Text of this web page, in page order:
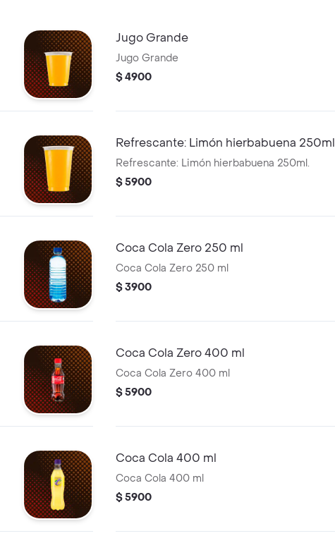
Jugo Grande
Jugo Grande
$ 4900
Refrescante: Limón hierbabuena 250ml
Refrescante: Limón hierbabuena 250ml.
$ 5900
Coca Cola Zero 250 ml
Coca Cola Zero 250 ml
$ 3900
Coca Cola Zero 400 ml
Coca Cola Zero 400 ml
$ 5900
Coca Cola 400 ml
Coca Cola 400 ml
$ 5900